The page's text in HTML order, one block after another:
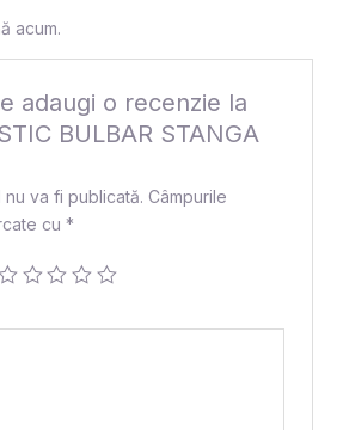
acum.
adaugi o recenzie la
BULBAR STANGA
va fi publicată. Câmpurile
cu*